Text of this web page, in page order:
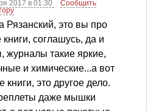
2017 в 01:30
Сообщить
Рязанский, это вы про
соглашусь, да и
журналы такие яркие,
и химические...а вот
книги, это другое дело.
даже мышки